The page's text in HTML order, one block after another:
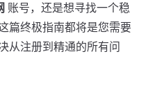
账号，还是想寻找一个稳
篇终极指南都将是您需要
从注册到精通的所有问